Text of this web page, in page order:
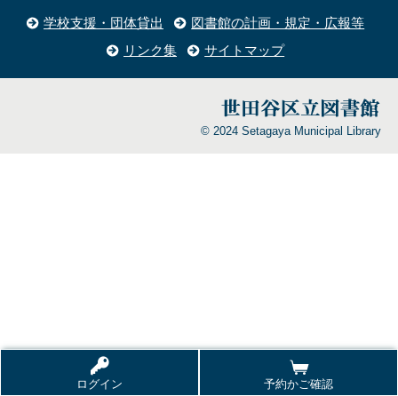
ログイン 予約かご確認
学校支援・団体貸出
図書館の計画・規定・広報等
リンク集
サイトマップ
© 2024 Setagaya Municipal Library